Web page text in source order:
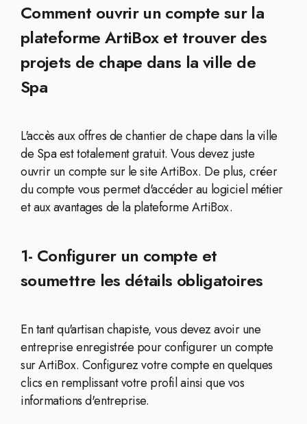
Comment ouvrir un compte sur la
plateforme ArtiBox et trouver des
projets de chape dans la ville de
Spa
L'accès aux offres de chantier de chape dans la ville
de Spa est totalement gratuit. Vous devez juste
ouvrir un compte sur le site ArtiBox. De plus, créer
du compte vous permet d'accéder au logiciel métier
et aux avantages de la plateforme ArtiBox.
1- Configurer un compte et
soumettre les détails obligatoires
En tant qu'artisan chapiste, vous devez avoir une
entreprise enregistrée pour configurer un compte
sur ArtiBox. Configurez votre compte en quelques
clics en remplissant votre profil ainsi que vos
informations d'entreprise.